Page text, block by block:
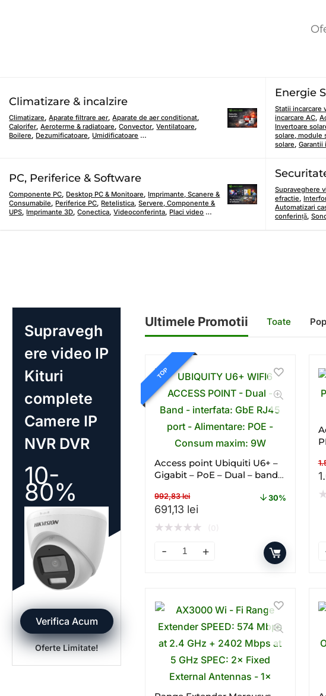
Climatizare & incalzire
Climatizare,Aparate filtrare aer,Aparate de aer conditionat,
Calorifer,Aeroterme & radiatoare,Convector,Ventilatoare,
Boilere, Dezumificatoare, Umidificatoare …
Energie
Statii incarcare
incarcare AC,
Invertoare
solare, module
solare,Garantii
PC, Periferice & Software
Componente PC, Desktop PC & Monitoare, Imprimante, Scanere &
Consumabile, Periferice PC, Retelistica,Servere, Componente &
UPS, Imprimante 3D,Conectica,Videoconferinta, Placi video …
Supraveghere
efractie,
Automatizari
conferință,
Supravegh
ere video IP
Kituri
complete
Camere IP
NVR DVR
10-
80%
Verifica Acum
Oferte Limitate!
Ultimele Promotii Toate
TOP
Access point Ubiquiti U6+ –
Gigabit – PoE – Dual – band –
992,83lei
Prețul inițial a fost: 992,83 lei.
691,13 leiPrețul curent este: 691,13
30%
★★★★★
Access point Ubiquiti U6+ – Gigabit –